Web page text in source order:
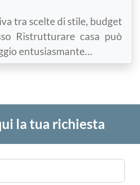
tra scelte di stile, budget
Ristrutturare casa può
entusiasmante…
la tua richiesta